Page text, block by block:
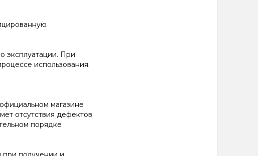
эксплуатации. При
использования.
магазине
отсутствия дефектов
порядке